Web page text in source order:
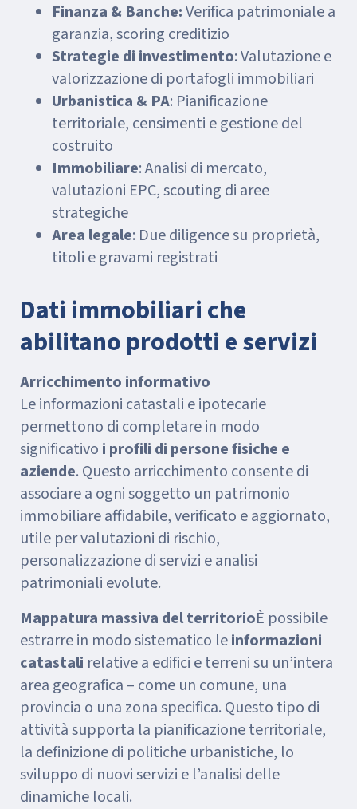
Finanza & Banche:Verifica patrimoniale a
garanzia, scoring creditizio
Strategie di investimento: Valutazione e
valorizzazione di portafogli immobiliari
Urbanistica & PA: Pianificazione
territoriale, censimenti e gestione del
costruito
Immobiliare: Analisi di mercato,
valutazioni EPC, scouting di aree
strategiche
Area legale: Due diligence su proprietà,
titoli e gravami registrati
Dati immobiliari che
abilitano prodotti e servizi
Arricchimento informativo
Le informazioni catastali e ipotecarie
permettono di completare in modo
significativo i profili di persone fisiche e
aziende. Questo arricchimento consente di
associare a ogni soggetto un patrimonio
immobiliare affidabile, verificato e aggiornato,
utile per valutazioni di rischio,
personalizzazione di servizi e analisi
patrimoniali evolute.
Mappatura massiva del territorioÈ possibile
estrarre in modo sistematico leinformazioni
catastali relative a edifici e terreni su un’intera
area geografica – come un comune, una
provincia o una zona specifica. Questo tipo di
attività supporta la pianificazione territoriale,
la definizione di politiche urbanistiche, lo
sviluppo di nuovi servizi e l’analisi delle
dinamiche locali.